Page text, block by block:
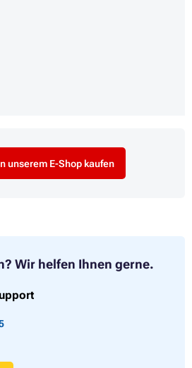
unserem E-Shop kaufen
Wir helfen Ihnen gerne.